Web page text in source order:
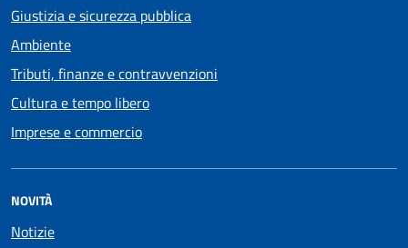
Giustizia e sicurezza pubblica
Ambiente
Tributi, finanze e contravvenzioni
Cultura e tempo libero
Imprese e commercio
NOVITÀ
Notizie